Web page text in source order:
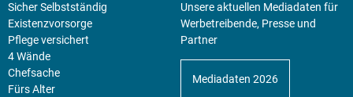
Sicher Selbstständig
Existenz­vorsorge
Pflege versichert
4 Wände
Chefsache
Fürs Alter
Unsere aktuellen Mediadaten für
Werbetreibende, Presse und
Partner
Mediadaten 2026